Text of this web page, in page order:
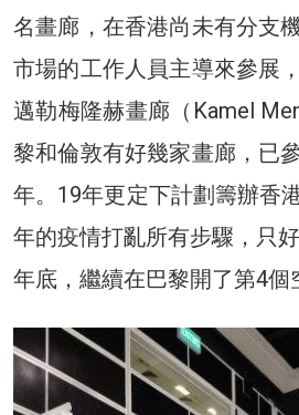
名畫廊，在香港尚未有分支
市場的工作人員主導來參展
邁勒梅隆赫畫廊（Kamel
黎和倫敦有好幾家畫廊，已
年。19年更定下計劃籌辦香
年的疫情打亂所有步驟，只
年底，繼續在巴黎開了第4個